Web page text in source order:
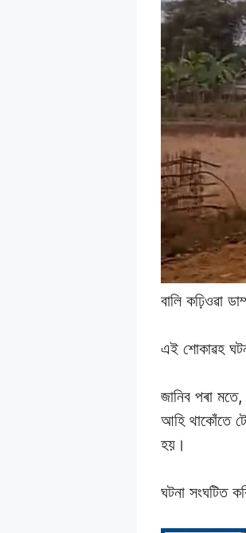
বালি কঢ়িওৱা
এই শােকাৱহ
জানিব পৰা
আহি থাকোঁতে
হয়।
ঘটনা সংঘটিত